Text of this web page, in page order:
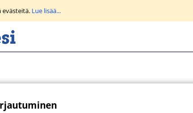
evästeitä. Lue lisää...